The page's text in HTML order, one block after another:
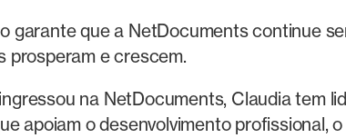
garante que a NetDocuments continue
prosperam e crescem.
na NetDocuments, Claudia tem
apoiam o desenvolvimento